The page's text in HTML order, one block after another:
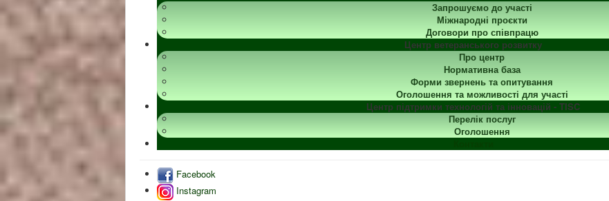
Запрошуємо до участі
Міжнародні проєкти
Договори про співпрацю
Центр ветеранського розвитку
Про центр
Нормативна база
Форми звернень та опитування
Оголошення та можливості для участі
Центр підтримки технологій та інновацій - TISC
Перелік послуг
Оголошення
Facebook
Instagram